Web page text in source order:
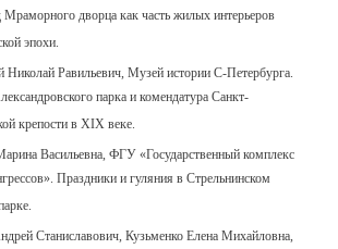
Мраморного дворца как часть жилых интерьеров
эпохи.
Николай Равильевич, Музей истории С-Петербурга.
парка и комендатура Санкт-
крепости в XIX веке.
Васильевна, ФГУ «Государственный комплекс
Праздники и гуляния в Стрельнинском
Станиславович, Кузьменко Елена Михайловна,